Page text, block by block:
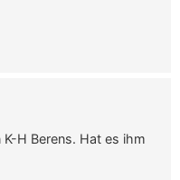
H Berens. Hat es ihm